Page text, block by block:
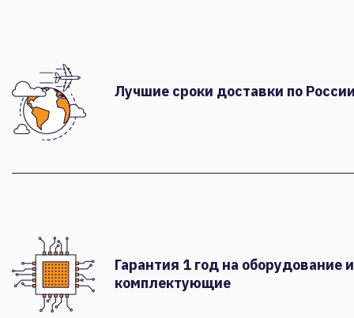
Лучшие сроки доставки по
Гарантия 1 год на оборудование и
комплектующие